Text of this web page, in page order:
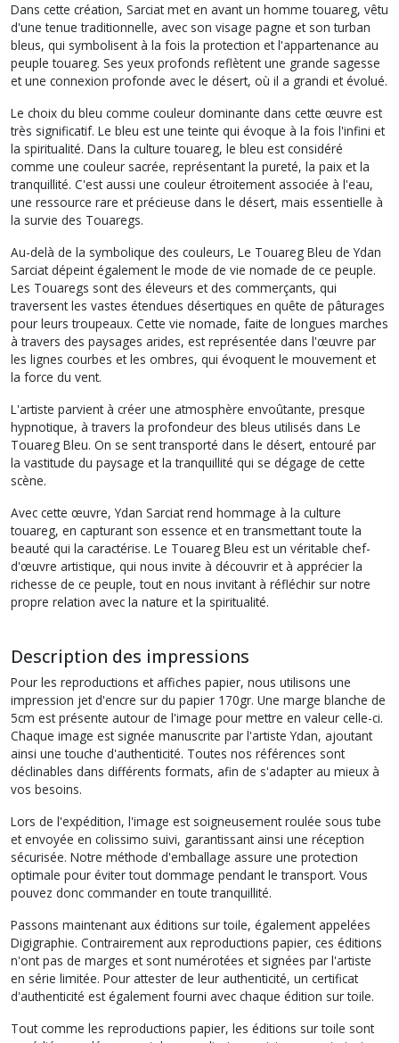
Dans cette création, Sarciat met en avant un homme touareg, vêtu
d'une tenue traditionnelle, avec son visage pagne et son turban
bleus, qui symbolisent à la fois la protection et l'appartenance au
peuple touareg. Ses yeux profonds reflètent une grande sagesse
et une connexion profonde avec le désert, où il a grandi et évolué.
Le choix du bleu comme couleur dominante dans cette œuvre est
très significatif. Le bleu est une teinte qui évoque à la fois l'infini et
la spiritualité. Dans la culture touareg, le bleu est considéré
comme une couleur sacrée, représentant la pureté, la paix et la
tranquillité. C'est aussi une couleur étroitement associée à l'eau,
une ressource rare et précieuse dans le désert, mais essentielle à
la survie des Touaregs.
Au-delà de la symbolique des couleurs, Le Touareg Bleu de Ydan
Sarciat dépeint également le mode de vie nomade de ce peuple.
Les Touaregs sont des éleveurs et des commerçants, qui
traversent les vastes étendues désertiques en quête de pâturages
pour leurs troupeaux. Cette vie nomade, faite de longues marches
à travers des paysages arides, est représentée dans l'œuvre par
les lignes courbes et les ombres, qui évoquent le mouvement et
la force du vent.
L'artiste parvient à créer une atmosphère envoûtante, presque
hypnotique, à travers la profondeur des bleus utilisés dans Le
Touareg Bleu. On se sent transporté dans le désert, entouré par
la vastitude du paysage et la tranquillité qui se dégage de cette
scène.
Avec cette œuvre, Ydan Sarciat rend hommage à la culture
touareg, en capturant son essence et en transmettant toute la
beauté qui la caractérise. Le Touareg Bleu est un véritable chef-
d'œuvre artistique, qui nous invite à découvrir et à apprécier la
richesse de ce peuple, tout en nous invitant à réfléchir sur notre
propre relation avec la nature et la spiritualité.
Description des impressions
Pour les reproductions et affiches papier, nous utilisons une
impression jet d'encre sur du papier 170gr. Une marge blanche de
5cm est présente autour de l'image pour mettre en valeur celle-ci.
Chaque image est signée manuscrite par l'artiste Ydan, ajoutant
ainsi une touche d'authenticité. Toutes nos références sont
déclinables dans différents formats, afin de s'adapter au mieux à
vos besoins.
Lors de l'expédition, l'image est soigneusement roulée sous tube
et envoyée en colissimo suivi, garantissant ainsi une réception
sécurisée. Notre méthode d'emballage assure une protection
optimale pour éviter tout dommage pendant le transport. Vous
pouvez donc commander en toute tranquillité.
Passons maintenant aux éditions sur toile, également appelées
Digigraphie. Contrairement aux reproductions papier, ces éditions
n'ont pas de marges et sont numérotées et signées par l'artiste
en série limitée. Pour attester de leur authenticité, un certificat
d'authenticité est également fourni avec chaque édition sur toile.
Tout comme les reproductions papier, les éditions sur toile sont